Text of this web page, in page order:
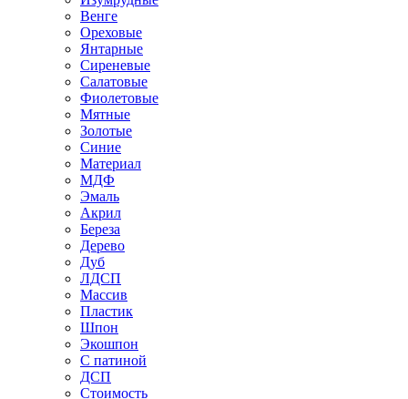
Венге
Ореховые
Янтарные
Сиреневые
Салатовые
Фиолетовые
Мятные
Золотые
Синие
Материал
МДФ
Эмаль
Акрил
Береза
Дерево
Дуб
ЛДСП
Массив
Пластик
Шпон
Экошпон
С патиной
ДСП
Стоимость